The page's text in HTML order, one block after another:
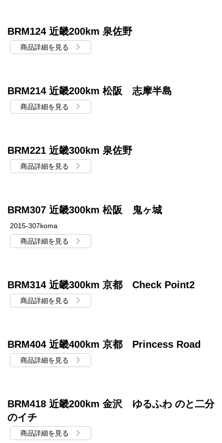
BRM124 近畿200km 泉佐野
商品詳細を見る
BRM214 近畿200km 松阪 志摩半島
商品詳細を見る
BRM221 近畿300km 泉佐野
商品詳細を見る
BRM307 近畿300km 松阪 鬼ヶ城
2015-307koma
商品詳細を見る
BRM314 近畿300km 京都 Check Point2
商品詳細を見る
BRM404 近畿400km 京都 Princess Road
商品詳細を見る
BRM418 近畿200km 金沢 ゆるふわ のと二分
のイチ
商品詳細を見る